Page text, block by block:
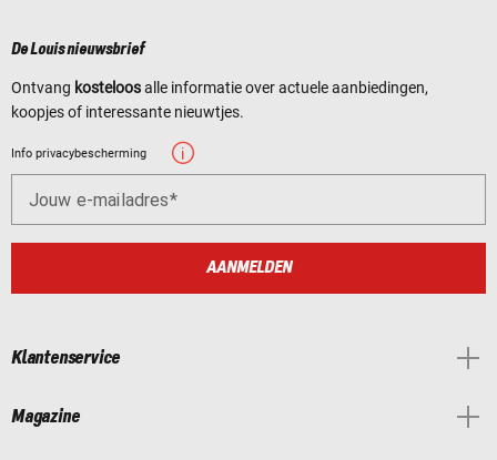
De Louis nieuwsbrief
Ontvang kosteloosalle informatie over actuele aanbiedingen,
koopjes of interessante nieuwtjes.
Info privacybescherming
Jouw e-mailadres
AANMELDEN
Klantenservice
Magazine